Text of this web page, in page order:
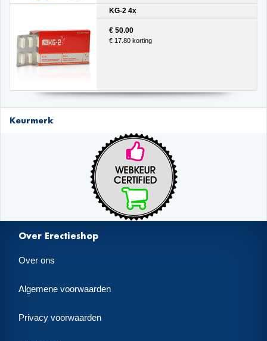
KG-2 4x
€ 50.00
€ 17.80 korting
Keurmerk
Over Erectieshop
Over ons
Algemene voorwaarden
Privacy voorwaarden